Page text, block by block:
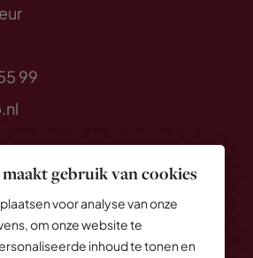
gebruik van cookies
voor analyse van onze
om onze website te
inhoud te tonen en
99